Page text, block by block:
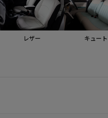
レザー キュート